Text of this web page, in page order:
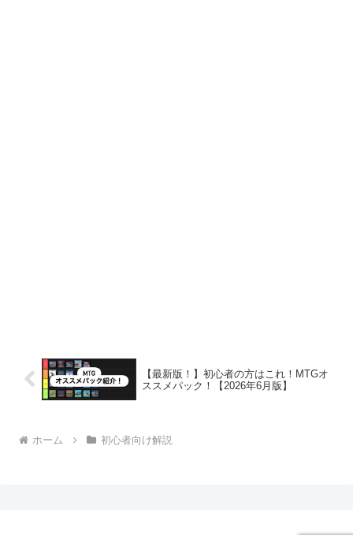
【最新版！】初心者の方はこれ！MTGオ
ススメパック！【2026年6月版】
ホーム 初心者向け解説